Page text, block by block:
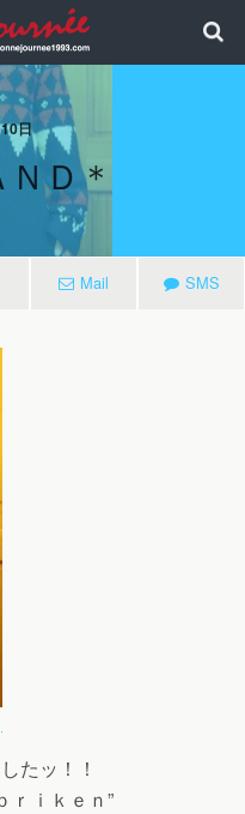
日
Ｄ＊
Mail SMS
たッ！！
ｒｉｋｅｎ”